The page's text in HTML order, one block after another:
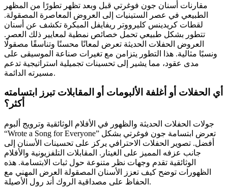
مقارنات أسنان جون فوغرتي قبل وبعد تظهر تطورًا من المظهر
الطبيعي في عصر الستينيات إلى العروض المعاصرة المصقولة.
لقطات كريدينس كليرووتر ريفايفل المبكرة تكشف عن أسنان
تتطور بشكل طبيعي تحمل خصائص نمطية لمعايير ذلك العصر.
العروض الحفلات الحديثة تعرض لمعانًا محسنًا وتناسقًا مصقولًا
ونسبًا مثالية. هذا التطور يتزامن مع تغيرات صناعة الموسيقى على
مدى عقود، مما يشير إلى تحسينات تجميلية استراتيجية تدعم
مسيرته الدائمة.
أي الحفلات أو أغلفة الألبومات أو المقابلات تبرز ابتسامته
أكثر؟
جولات الحفلات الحديثة والظهور في الأفلام الوثائقية وترويج ألبوم
“Wrote a Song for Everyone” تعرض ابتسامة جون فوغرتي بشكل
أفضل. تصوير الحفلات الاحترافي يركز على تحسينات الأسنان إلى
جانب عزفه المميز على الغيتار. المقابلات التلفزيونية والأفلام
الوثائقية تقدم وجهات نظر متنوعة حول ثبات الابتسامة. هذه
الظهورات توضح كيف تعزز الأسنان المصقولة العرض المهني مع
الحفاظ على مصداقية الروك أند رول الأصيلة.